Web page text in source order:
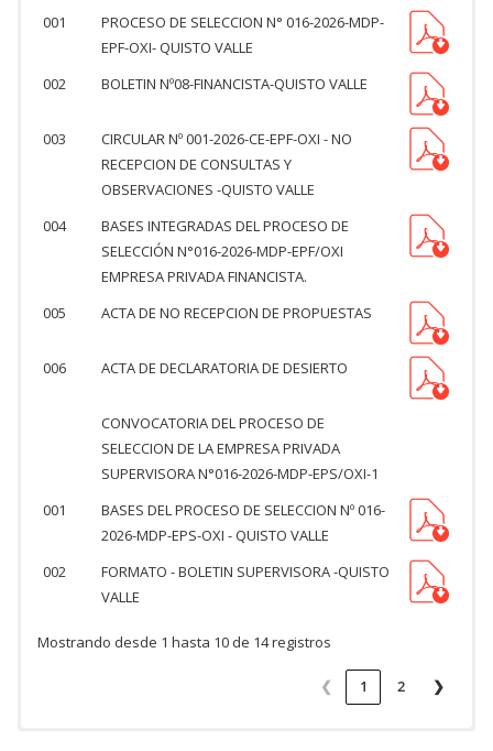
001
PROCESO DE SELECCION N° 016-2026-MDP-
EPF-OXI- QUISTO VALLE
002
BOLETIN Nº08-FINANCISTA-QUISTO VALLE
003
CIRCULAR Nº 001-2026-CE-EPF-OXI - NO
RECEPCION DE CONSULTAS Y
OBSERVACIONES -QUISTO VALLE
004
BASES INTEGRADAS DEL PROCESO DE
SELECCIÓN N°016-2026-MDP-EPF/OXI
EMPRESA PRIVADA FINANCISTA.
005
ACTA DE NO RECEPCION DE PROPUESTAS
006 ACTA DE DECLARATORIA DE DESIERTO
CONVOCATORIA DEL PROCESO DE
SELECCION DE LA EMPRESA PRIVADA
SUPERVISORA N°016-2026-MDP-EPS/OXI-1
001
BASES DEL PROCESO DE SELECCION Nº 016-
2026-MDP-EPS-OXI - QUISTO VALLE
002
FORMATO - BOLETIN SUPERVISORA -QUISTO
VALLE
Mostrando desde 1 hasta 10 de 14 registros
❮ 1 2 ❯